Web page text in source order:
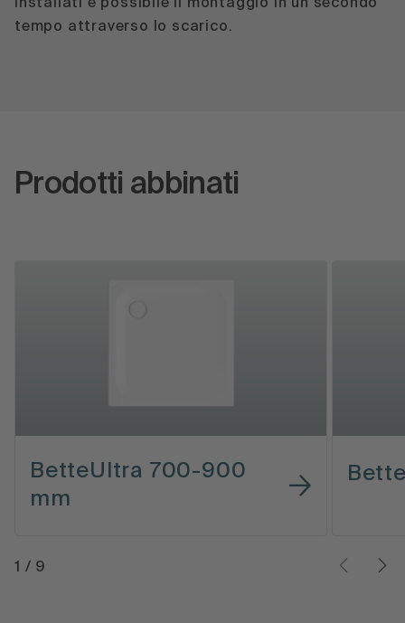
installati è possibile il montaggio in un secondo
tempo attraverso lo scarico.
Prodotti abbinati
BetteUltra 700-900
mm
1 / 9